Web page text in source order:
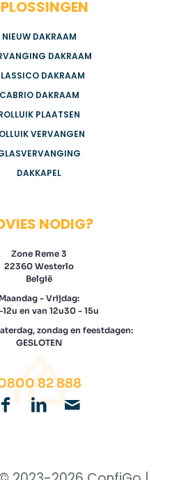
NIEUW DAKRAAM
DAKRAAM
DAKRAAM
CABRIO DAKRAAM
PLAATSEN
VERVANGEN
DAKKAPEL
NODIG?
Zone Reme 3
22360 Westerlo
België
Maandag - Vrijdag:
en van 12u30 - 15u
zondag en feestdagen:
GESLOTEN
82 888